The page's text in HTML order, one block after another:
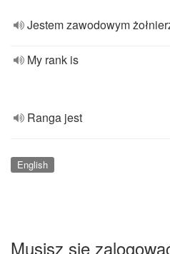
Jestem zawodowym
My rank is
Ranga jest
English
Musisz się